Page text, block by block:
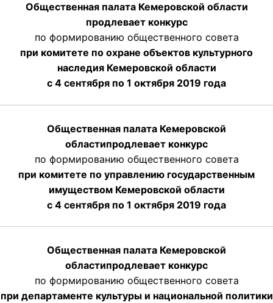
Общественная палата Кемеровской области
продлевает конкурс
по формированию общественного совета
при комитете по охране объектов культурного
наследия Кемеровской области
с 4 сентября по 1 октября 2019 года
Общественная палата Кемеровской
областипродлевает конкурс
по формированию общественного совета
при комитете по управлению государственным
имуществом Кемеровской области
с 4 сентября по 1 октября 2019 года
Общественная палата Кемеровской
областипродлевает конкурс
по формированию общественного совета
при департаменте культуры и национальной политики